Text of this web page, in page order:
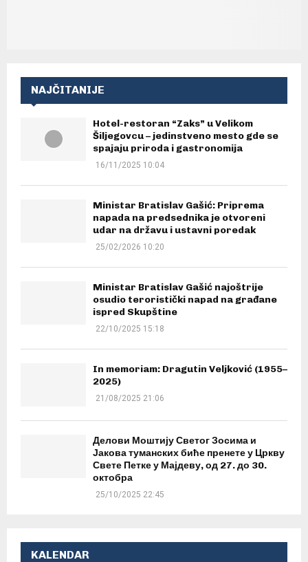
NAJČITANIJE
Hotel-restoran “Zaks” u Velikom
Šiljegovcu – jedinstveno mesto gde se
spajaju priroda i gastronomija
16/11/2025 10:04
Ministar Bratislav Gašić: Priprema
napada na predsednika je otvoreni
udar na državu i ustavni poredak
25/02/2026 10:20
Ministar Bratislav Gašić najoštrije
osudio teroristički napad na građane
ispred Skupštine
22/10/2025 15:18
In memoriam: Dragutin Veljković (1955–
2025)
21/08/2025 21:06
Делови Моштију Светог Зосима и
Јакова туманских биће пренете у Цркву
Свете Петке у Мајдеву, од 27. до 30.
октобра
25/10/2025 22:45
KALENDAR